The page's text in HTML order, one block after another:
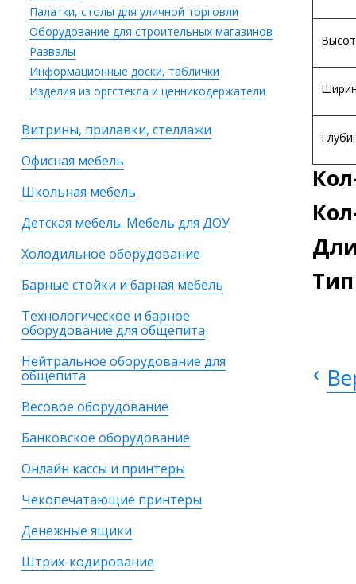
Палатки, столы для уличной торговли
Оборудование для строительных магазинов
Развалы
Информационные доски, таблички
Изделия из оргстекла и ценникодержатели
Витрины, прилавки, стеллажи
Офисная мебель
Школьная мебель
Детская мебель. Мебель для ДОУ
Холодильное оборудование
Барные стойки и барная мебель
Технологическое и барное
оборудование для общепита
Нейтральное оборудование для
общепита
Весовое оборудование
Банковское оборудование
Онлайн кассы и принтеры
Чекопечатающие принтеры
Денежные ящики
Штрих-кодирование
‹